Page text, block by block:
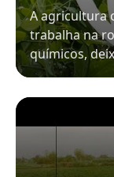
A agricultura
trabalha na
químicos,